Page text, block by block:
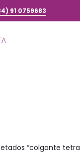
91 0759683
“colgante